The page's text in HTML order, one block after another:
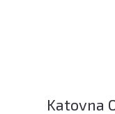
Katovna